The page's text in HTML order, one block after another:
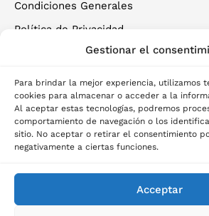
Gestionar el
Para brindar la mejor experiencia, utilizamos
cookies para almacenar o acceder a la
Al aceptar estas tecnologías, podremos
comportamiento de navegación o los
sitio. No aceptar o retirar el consentimiento
negativamente a ciertas funciones.
Acceptar
Condiciones Generales
Política de Privacidad
Política de Cookies
©2025 Palau del